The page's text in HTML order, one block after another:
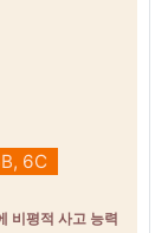
6C
비평적 사고 능력